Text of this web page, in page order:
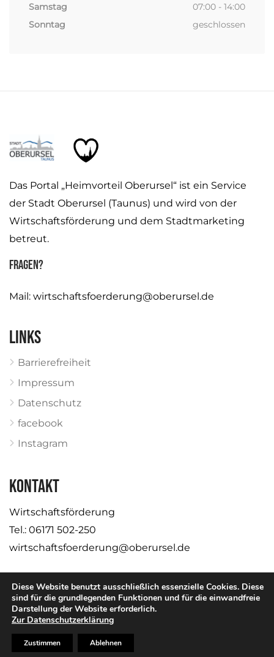
Samstag
07:00 - 14:00
Sonntag
geschlossen
Das Portal „Heimvorteil Oberursel“ ist ein Service
der Stadt Oberursel (Taunus) und wird von der
Wirtschaftsförderung und dem Stadtmarketing
betreut.
Fragen?
Mail: wirtschaftsfoerderung@oberursel.de
Links
Barrierefreiheit
Impressum
Datenschutz
facebook
Instagram
KONTAKT
Wirtschaftsförderung
Tel.: 06171 502-250
wirtschaftsfoerderung@oberursel.de
© Stadt Oberursel
Diese Website benutzt ausschließlich essenzielle Cookies. Diese
sind für die grundlegenden Funktionen und für die einwandfreie
Darstellung der Website erforderlich.
Zur Datenschutzerklärung
Zustimmen Ablehnen